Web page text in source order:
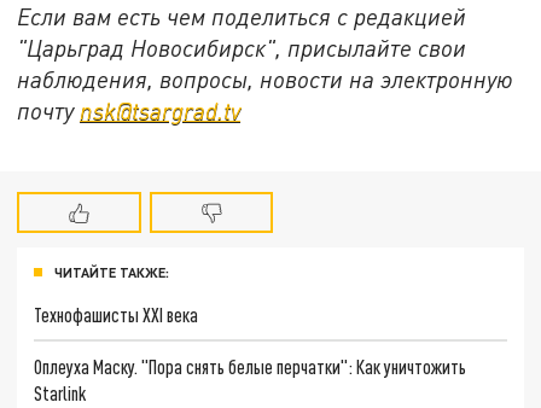
Если вам есть чем поделиться с редакцией
"Царьград Новосибирск", присылайте свои
наблюдения, вопросы, новости на электронную
почту nsk@tsargrad.tv
ЧИТАЙТЕ ТАКЖЕ:
Технофашисты XXI века
Оплеуха Маску. "Пора снять белые перчатки": Как уничтожить
Starlink